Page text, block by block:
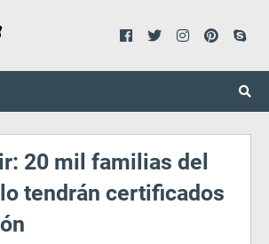
20 mil familias del
tendrán certificados